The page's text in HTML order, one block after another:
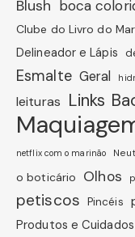
Blush boca
Clube do Livro do
Delineador e Lápis
Esmalte Geral
leituras Links
netflix com o marinão
o boticário Olhos
petiscos Pincéis
Produtos e